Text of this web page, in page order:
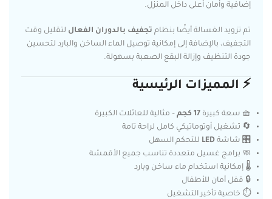
إضافية وأمان أعلى داخل المنزل.
تم تزويد الغسالة أيضًا بنظام تجفيف بالدوران الفعال لتقليل وقت
التجفيف، بالإضافة إلى إمكانية توصيل الماء الساخن والبارد لتحسين
جودة التنظيف وإزالة البقع الصعبة بسهولة.
⚡ المميزات الرئيسية
🧺 سعة كبيرة 17 كجم
– مثالية للعائلات الكبيرة
🔄 تشغيل أوتوماتيكي كامل لراحة تامة
🎛️ شاشة LED للتحكم السهل
🧼 برامج غسيل متعددة تناسب جميع الأقمشة
🌡️ إمكانية استخدام ماء ساخن وبارد
🔒 قفل أمان للأطفال
⏱️ خاصية تأخير التشغيل